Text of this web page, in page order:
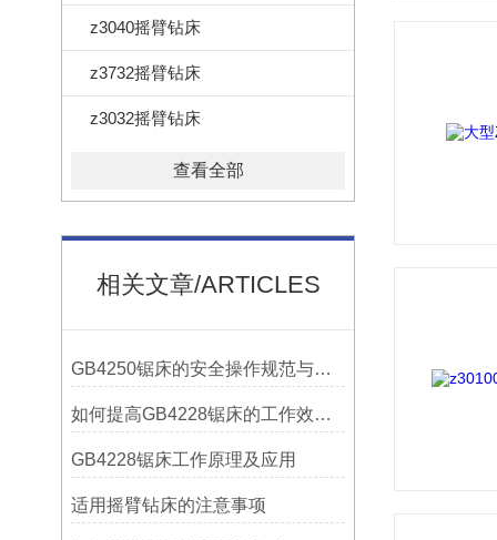
z3040摇臂钻床
z3732摇臂钻床
z3032摇臂钻床
查看全部
相关文章/ARTICLES
GB4250锯床的安全操作规范与注意事项
如何提高GB4228锯床的工作效率？
GB4228锯床工作原理及应用
适用摇臂钻床的注意事项